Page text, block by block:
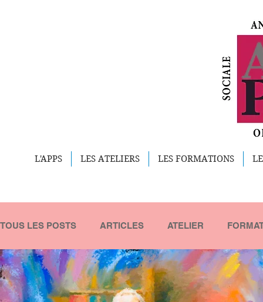
L'APPS LES ATELIERS LES FORMATIONS
TOUS LES POSTS ARTICLES ATELIER
TRAVAUX DE RECHERCHE CONFERENCE